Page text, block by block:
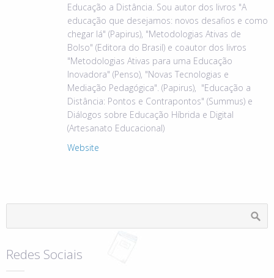
Educação a Distância. Sou autor dos livros "A
educação que desejamos: novos desafios e como
chegar lá" (Papirus), "Metodologias Ativas de
Bolso" (Editora do Brasil) e coautor dos livros
"Metodologias Ativas para uma Educação
Inovadora" (Penso), "Novas Tecnologias e
Mediação Pedagógica". (Papirus), "Educação a
Distância: Pontos e Contrapontos" (Summus) e
Diálogos sobre Educação Híbrida e Digital
(Artesanato Educacional)
Website
Redes Sociais